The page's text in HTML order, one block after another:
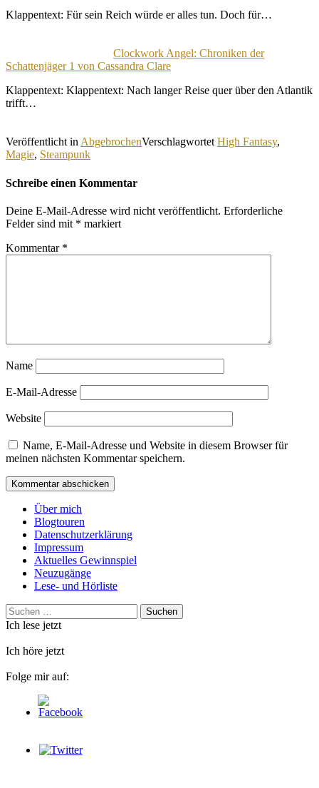
Klappentext: Für sein Reich würde er alles tun. Doch für…
Clockwork Angel: Chroniken der
Schattenjäger 1 von Cassandra Clare
Klappentext: Klappentext: Nach langer Reise quer über den Atlantik
trifft…
Veröffentlicht in AbgebrochenVerschlagwortet High Fantasy,
Magie, Steampunk
Schreibe einen Kommentar
Deine E-Mail-Adresse wird nicht veröffentlicht. Erforderliche
Felder sind mit * markiert
Kommentar *
Name
E-Mail-Adresse
Website
Name, E-Mail-Adresse und Website in diesem Browser für
meinen nächsten Kommentar speichern.
Über mich
Blogtouren
Datenschutzerklärung
Impressum
Aktuelles Gewinnspiel
Neuzugänge
Lese- und Hörliste
Suchen
nach:
Ich lese jetzt
Ich höre jetzt
Folge mir auf: